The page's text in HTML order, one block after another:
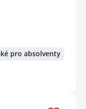
pro absolventy